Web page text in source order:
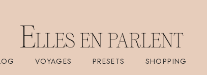
VOYAGES PRESETS SHOPPING